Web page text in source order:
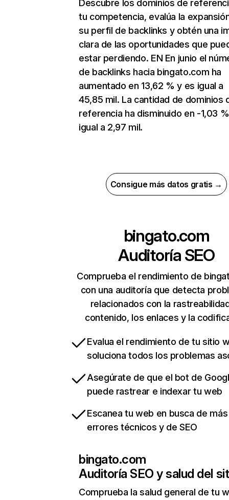
Descubre los dominios de
tu competencia, evalúa la
su perfil de backlinks y obtén una
clara de las oportunidades que
estar perdiendo. EN En junio el
de backlinks hacia bingato.com ha
aumentado en 13,62 % y es igual a
45,85 mil. La cantidad de dominios
referencia ha disminuido en -1,03
igual a 2,97 mil.
Consigue más datos gratis →
bingato.com
Auditoría SEO
Comprueba el rendimiento de
con una auditoría que detecta
relacionados con la
contenido, los enlaces y la
Evalua el rendimiento de tu sitio
soluciona todos los problemas
Asegúrate de que el bot de
puede rastrear e indexar tu web
Escanea tu web en busca de
errores técnicos y de SEO
bingato.com
Auditoría SEO y salud del
Comprueba la salud general de tu